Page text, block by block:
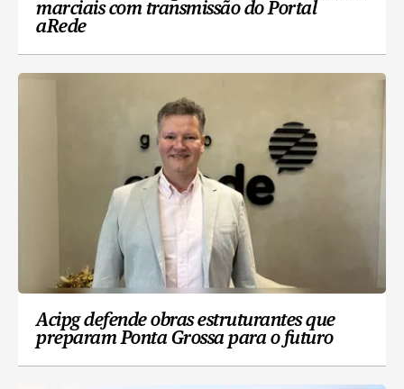
marciais com transmissão do Portal
aRede
Acipg defende obras estruturantes que
preparam Ponta Grossa para o futuro